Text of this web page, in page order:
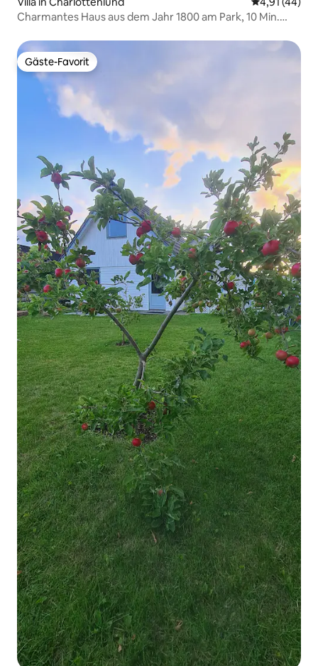
Charmantes Haus aus dem Jahr 1800 am Park, 10 Min.
Gäste-Favorit
Gäste-Favorit